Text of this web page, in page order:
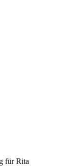
für Rita